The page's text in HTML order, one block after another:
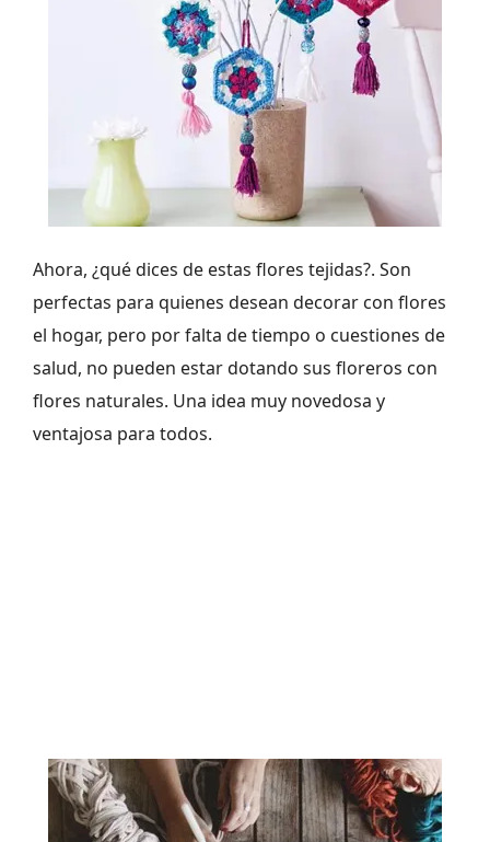
Ahora, ¿qué dices de estas flores tejidas?. Son
perfectas para quienes desean decorar con flores
el hogar, pero por falta de tiempo o cuestiones de
salud, no pueden estar dotando sus floreros con
flores naturales. Una idea muy novedosa y
ventajosa para todos.